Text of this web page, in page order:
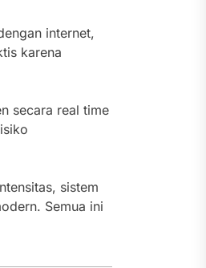
internet,
karena
secara real time
sistem
Semua ini